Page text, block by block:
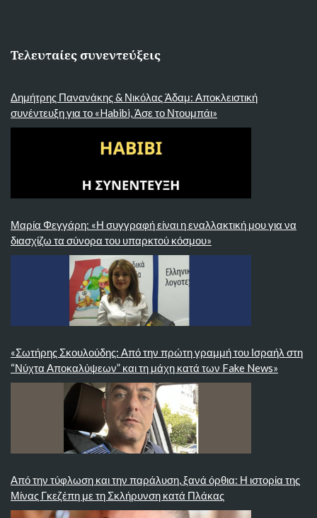
Τελευταίες συνεντεύξεις
Δημήτρης Πανανάκης & Νικόλας Άδαμ: Αποκλειστική
συνέντευξη για το «Habibi, Άσε το Ντουμπάι»
Μαρία Φεγγάρη: «Η συγγραφή είναι η εναλλακτική μου για να
διασχίζω τα σύνορα του υπαρκτού κόσμου»
«Σωτήρης Σκουλούδης: Από την πρώτη γραμμή του Ισραήλ στη
“Νύχτα Αποκαλύψεων” και τη μάχη κατά των Fake News»
Από την τύφλωση και την παράλυση, ξανά όρθια: Η ιστορία της
Μίνας Γκεζέπη με τη Σκλήρυνση κατά Πλάκας